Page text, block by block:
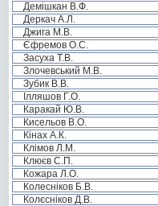
Демішкан В.Ф.
Деркач А.Л.
Джига М.В.
Єфремов О.С.
Засуха Т.В.
Злочевський М.В.
Зубик В.В.
Ілляшов Г.О.
Каракай Ю.В.
Кисельов В.О.
Кінах А.К.
Клімов Л.М.
Клюєв С.П.
Кожара Л.О.
Колесніков Б.В.
Колєсніков Д.В.